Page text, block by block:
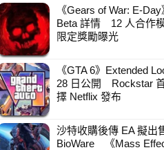
《Gears of War: E-
Beta 詳情 12 人合作
限定獎勵曝光
《GTA 6》Extended
28 日公開 Rockstar
擇 Netflix 發布
沙特收購後傳 EA 擬出
BioWare 《Mass